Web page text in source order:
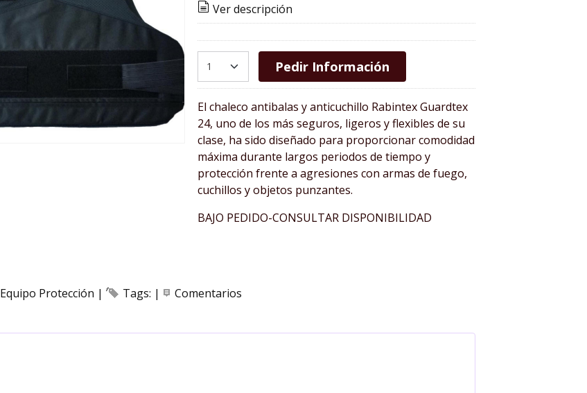
Ver descripción
Pedir Información
El chaleco antibalas y anticuchillo Rabintex Guardtex
24, uno de los más seguros, ligeros y flexibles de su
clase, ha sido diseñado para proporcionar comodidad
máxima durante largos periodos de tiempo y
protección frente a agresiones con armas de fuego,
cuchillos y objetos punzantes.
BAJO PEDIDO-CONSULTAR DISPONIBILIDAD
Equipo Protección | Tags: | Comentarios